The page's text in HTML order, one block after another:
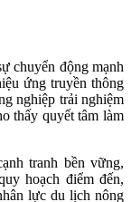
chuyển động mạnh
ứng truyền thông
nghiệp trải nghiệm
thấy quyết tâm làm
tranh bền vững,
hoạch điểm đến,
lực du lịch nông